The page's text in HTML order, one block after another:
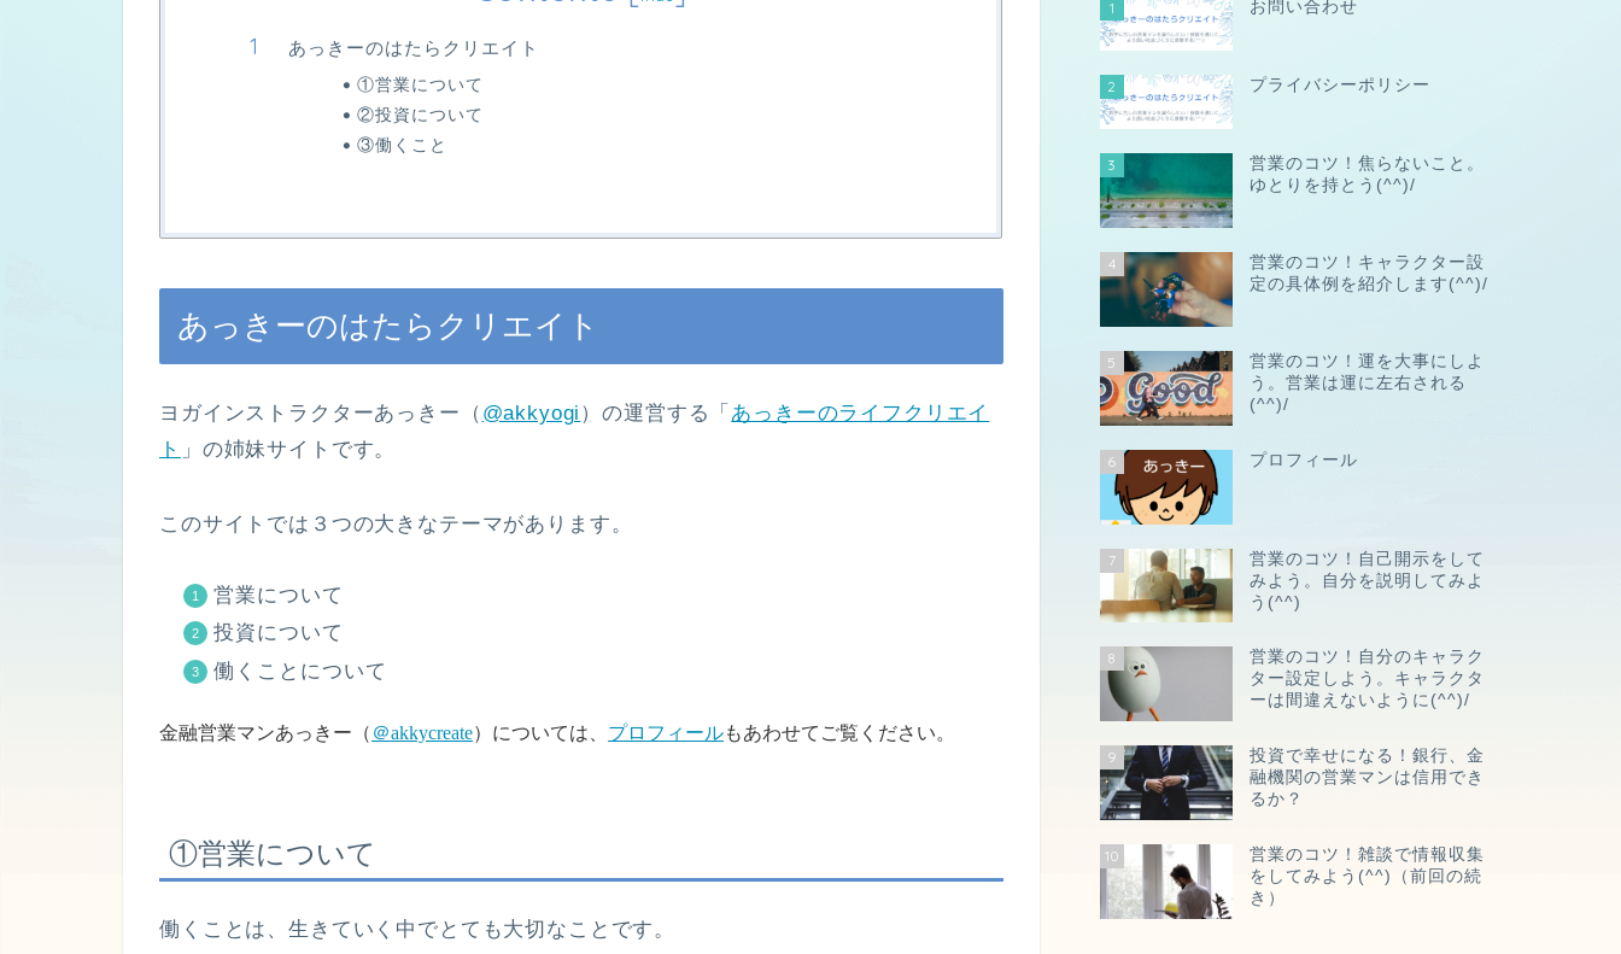
あっきーのはたらクリエイト
①営業について
②投資について
③働くこと
あっきーのはたらクリエイト
ヨガインストラクターあっきー（ @akkyogi ）の運営する「 あっきーのライフクリエイ
ト 」の姉妹サイトです。
このサイトでは３つの大きなテーマがあります。
営業について
投資について
働くことについて
金融営業マンあっきー（ ＠akkycreate）については、 プロフィールもあわせてご覧ください。
①営業について
働くことは、生きていく中でとても大切なことです。
1 お問い合わせ
2 プライバシーポリシー
3
営業のコツ！焦らないこと。
ゆとりを持とう(^^)/
4
営業のコツ！キャラクター設
定の具体例を紹介します(^^)/
5
営業のコツ！運を大事にしよ
う。営業は運に左右される
(^^)/
6 プロフィール
7
営業のコツ！自己開示をして
みよう。自分を説明してみよ
う(^^)
8
営業のコツ！自分のキャラク
ター設定しよう。キャラクタ
ーは間違えないように(^^)/
9
投資で幸せになる！銀行、金
融機関の営業マンは信用でき
るか？
10
営業のコツ！雑談で情報収集
をしてみよう(^^)（前回の続
き）